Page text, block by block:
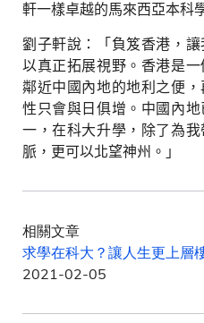
軒一樣卓越的馬來西亞本科
劉子軒說：「負笈香港，
以真正拓展視野。香港是
鄰近中國內地的地利之便
性只會與日俱增。中國內
一，在科大升學，除了為
脈，更可以北望神州。」
相關文章
求學在科大？讓人生更上層
2021-02-05